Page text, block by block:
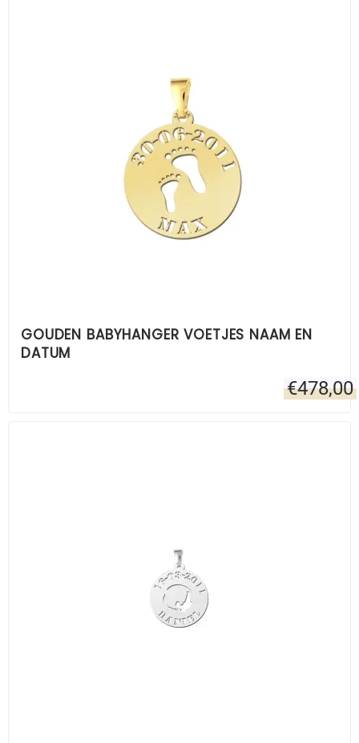
GOUDEN BABYHANGER VOETJES NAAM EN
DATUM
€478,00